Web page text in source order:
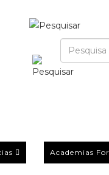
Academias